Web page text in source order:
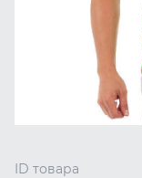
ID товара